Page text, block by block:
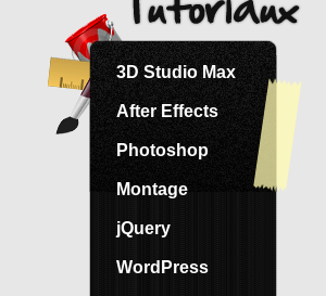
3D Studio Max
After Effects
Photoshop
Montage
jQuery
WordPress